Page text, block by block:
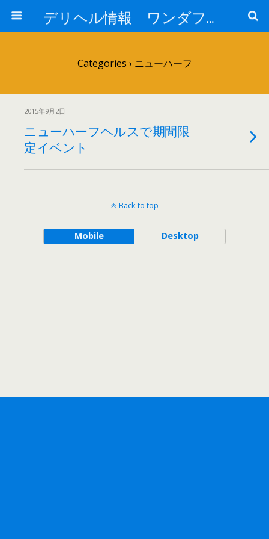
デリヘル情報 ワンダフル小岩
Categories › ニューハーフ
2015年9月2日
ニューハーフヘルスで期間限
定イベント
Back to top
Mobile Desktop